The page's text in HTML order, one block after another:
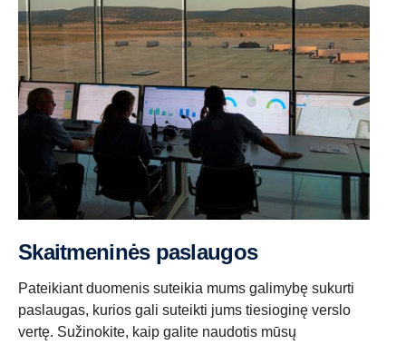
Skaitmeninės paslaugos
Pateikiant duomenis suteikia mums galimybę sukurti
paslaugas, kurios gali suteikti jums tiesioginę verslo
vertę. Sužinokite, kaip galite naudotis mūsų